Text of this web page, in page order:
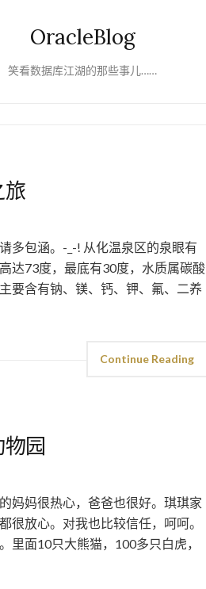
OracleBlog
笑看数据库江湖的那些事儿……
旅
多包涵。-_-! 从化温泉区的泉眼有
达73度，最底有30度，水质属碳酸
要含有钠、镁、钙、钾、氟、二养
Continue Reading
园
妈妈很热心，爸爸也很好。琪琪家
很放心。对我也比较信任，呵呵。
里面10只大熊猫，100多只白虎，